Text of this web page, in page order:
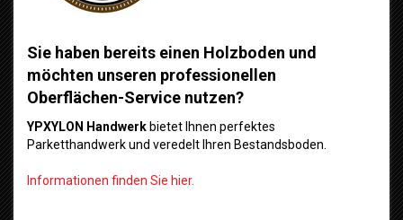
Sie haben bereits einen Holzboden und
möchten unseren professionellen
Oberflächen-Service nutzen?
YPXYLON Handwerk bietet Ihnen perfektes
Parketthandwerk und veredelt Ihren Bestandsboden.
Informationen finden Sie hier.